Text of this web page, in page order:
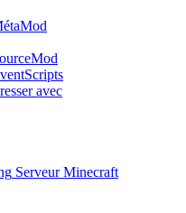
avec
Serveur Minecraft